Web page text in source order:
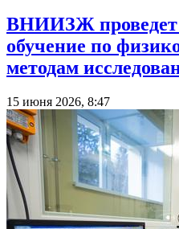
ВНИИЗЖ проведет
обучение по
методам
15 июня 2026, 8:47